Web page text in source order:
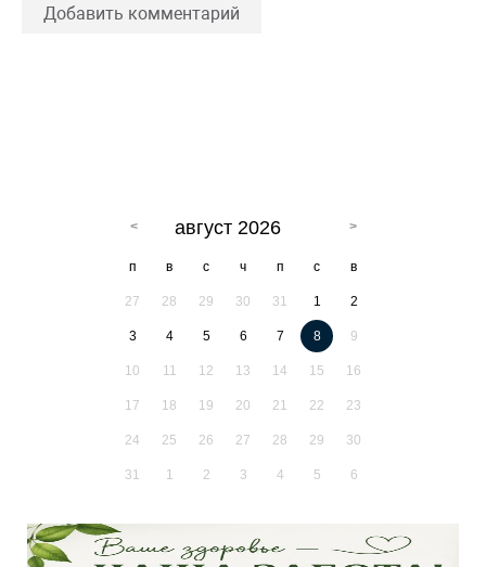
Добавить комментарий
август 2026
п в с ч п с в
27 28 29 30 31 1 2
3 4 5 6 7 8 9
10 11 12 13 14 15 16
17 18 19 20 21 22 23
24 25 26 27 28 29 30
31 1 2 3 4 5 6